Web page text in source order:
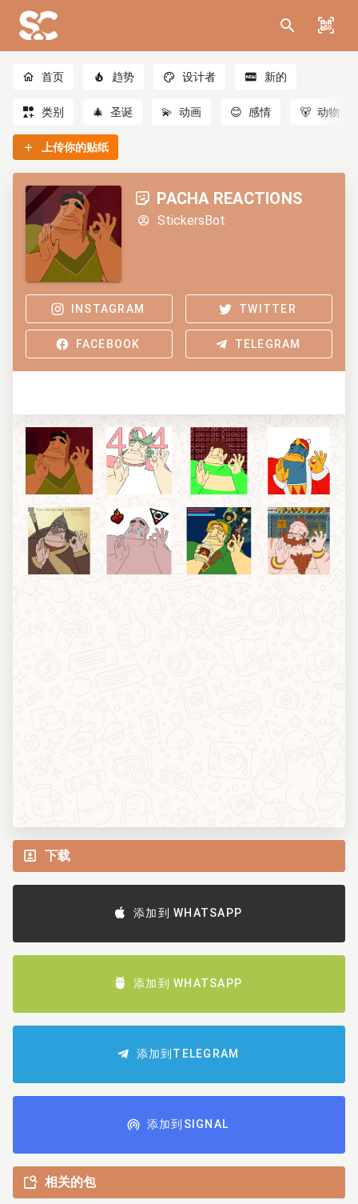
首页 趋势 设计者 新的
类别 🎄 圣诞 💫 动画 😊 感情 🐻 动物
上传你的贴纸
PACHA REACTIONS
StickersBot
INSTAGRAM TWITTER
FACEBOOK TELEGRAM
下载
添加到 WHATSAPP
添加到 WHATSAPP
添加到TELEGRAM
添加到SIGNAL
相关的包